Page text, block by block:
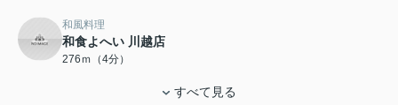
和風料理
和食よへい 川越店
276ｍ（4分）
すべて見る